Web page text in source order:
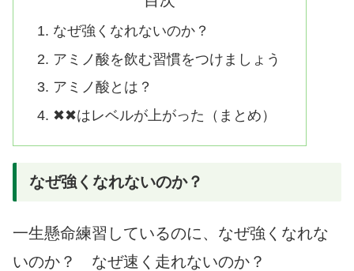
なぜ強くなれないのか？
アミノ酸を飲む習慣をつけましょう
アミノ酸とは？
✖✖はレベルが上がった（まとめ）
なぜ強くなれないのか？
一生懸命練習しているのに、なぜ強くなれな
いのか？ なぜ速く走れないのか？